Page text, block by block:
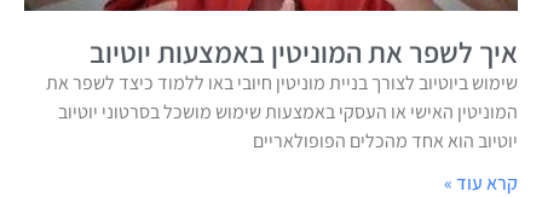
איך לשפר את המוניטין באמצעות יוטיוב
שימוש ביוטיוב לצורך בניית מוניטין חיובי באו ללמוד כיצד לשפר את
המוניטין האישי או העסקי באמצעות שימוש מושכל בסרטוני יוטיוב
יוטיוב הוא אחד מהכלים הפופולאריים
קרא עוד »